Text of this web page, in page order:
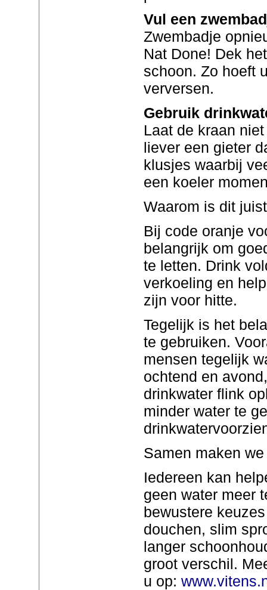
Vul een
Zwembadje
Nat Done! Dek
schoon. Zo hoeft
verversen.
Gebruik
Laat de kraan
liever een gieter
klusjes waarbij
een koeler
Waarom is dit
Bij code oranje
belangrijk om
te letten. Drink
verkoeling en
zijn voor hitte.
Tegelijk is het
te gebruiken.
mensen tegelijk
ochtend en
drinkwater flink
minder water te
Samen maken
Iedereen kan
geen water meer
bewustere
douchen, slim
langer
groot verschil.
u op: